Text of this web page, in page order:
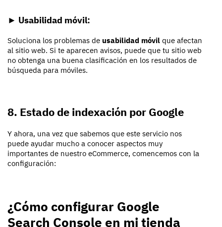
► Usabilidad móvil:
Soluciona los problemas de usabilidad móvil que afectan
al sitio web. Si te aparecen avisos, puede que tu sitio web
no obtenga una buena clasificación en los resultados de
búsqueda para móviles.
8. Estado de indexación por Google
Y ahora, una vez que sabemos que este servicio nos
puede ayudar mucho a conocer aspectos muy
importantes de nuestro eCommerce, comencemos con la
configuración:
¿Cómo configurar Google
Search Console en mi tienda